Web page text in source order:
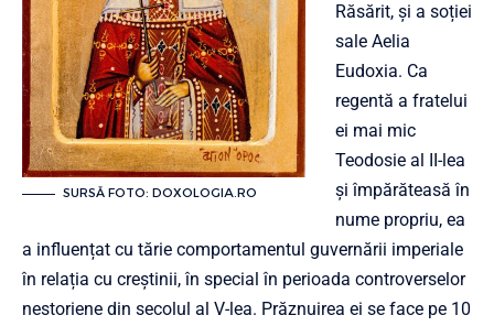
SURSĂ FOTO: DOXOLOGIA.RO
Răsărit, și a soției
sale Aelia
Eudoxia. Ca
regentă a fratelui
ei mai mic
Teodosie al II-lea
și împărăteasă în
nume propriu, ea
a influențat cu tărie comportamentul guvernării imperiale
în relația cu creștinii, în special în perioada controverselor
nestoriene din secolul al V-lea. Prăznuirea ei se face pe 10